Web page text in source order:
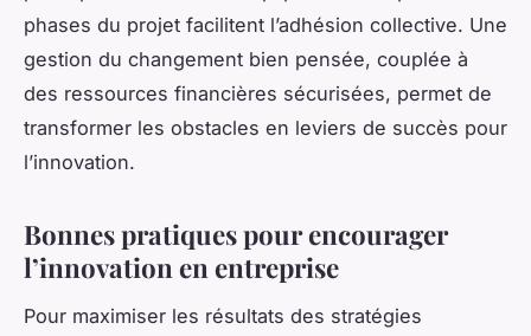
phases du projet facilitent l’adhésion collective. Une
gestion du changement bien pensée, couplée à
des ressources financières sécurisées, permet de
transformer les obstacles en leviers de succès pour
l’innovation.
Bonnes pratiques pour encourager
l’innovation en entreprise
Pour maximiser les résultats des stratégies